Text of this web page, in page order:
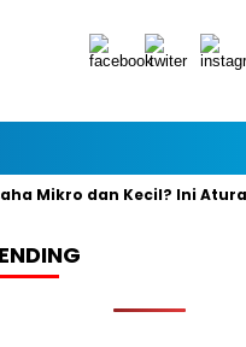
dan Kecil? Ini Aturan dan